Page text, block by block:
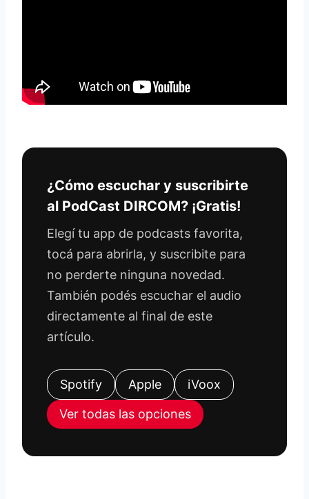
¿Cómo escuchar y suscribirte
al PodCast DIRCOM? ¡Gratis!
Elegí tu app de podcasts favorita,
tocá para abrirla, y suscribite para
no perderte ninguna novedad.
También podés escuchar el audio
directamente al final de este
artículo.
Spotify Apple iVoox
Ver todas las opciones